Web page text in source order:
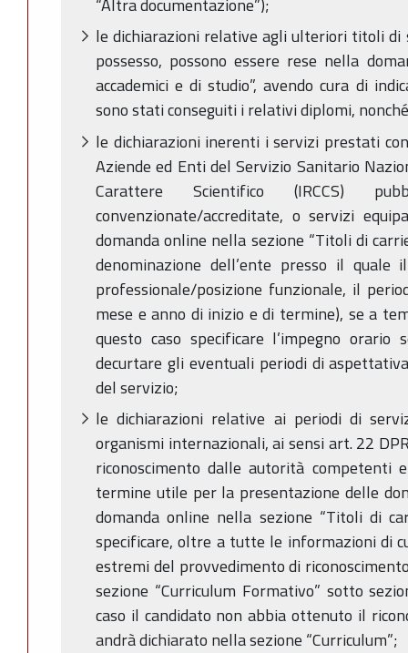
“Altra documentazione”);
le dichiarazioni relative agli ulteriori titoli di
possesso, possono essere rese nella
accademici e di studio”, avendo cura di
sono stati conseguiti i relativi diplomi,
le dichiarazioni inerenti i servizi prestati
Aziende ed Enti del Servizio Sanitario
Carattere Scientifico (IRCCS)
convenzionate/accreditate, o servizi
domanda online nella sezione “Titoli di
denominazione dell’ente presso il
professionale/posizione funzionale, il
mese e anno di inizio e di termine), se a
questo caso specificare l’impegno orario
decurtare gli eventuali periodi di
del servizio;
le dichiarazioni relative ai periodi di
organismi internazionali, ai sensi art. 22
riconoscimento dalle autorità
termine utile per la presentazione delle
domanda online nella sezione “Titoli di
specificare, oltre a tutte le informazioni di
estremi del provvedimento di
sezione “Curriculum Formativo” sotto
caso il candidato non abbia ottenuto il
andrà dichiarato nella sezione “Curriculum”;